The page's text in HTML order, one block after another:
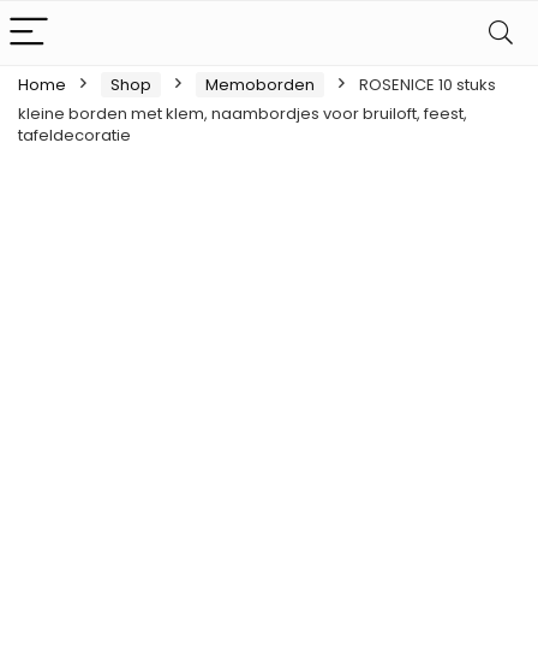
Home Shop Memoborden
ROSENICE 10 stuks
kleine borden met klem, naambordjes voor bruiloft, feest,
tafeldecoratie